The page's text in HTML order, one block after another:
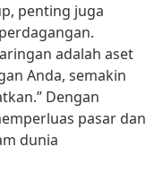
penting juga
adalah aset
Anda, semakin
Dengan
pasar dan
dunia